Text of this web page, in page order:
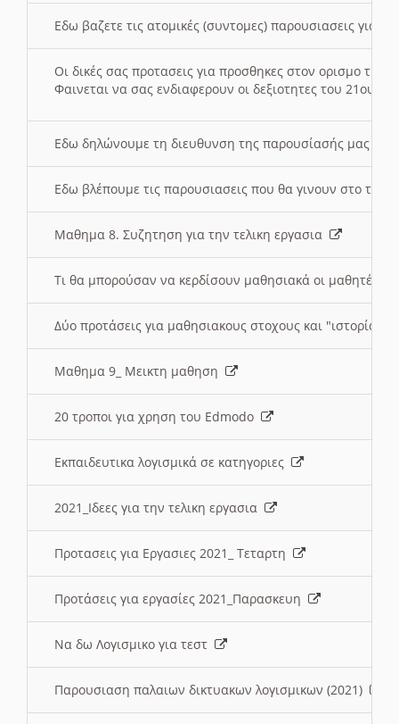
Εδω βαζετε τις ατομικές (συντομες) παρουσιασεις για
Οι δικές σας προτασεις για προσθηκες στον ορισμο
Φαινεται να σας ενδιαφερουν οι δεξιοτητες του 21ου
Εδω δηλώνουμε τη διευθυνση της παρουσίασής μας
Εδω βλέπουμε τις παρουσιασεις που θα γινουν στο
Μαθημα 8. Συζητηση για την τελικη εργασια
Τι θα μπορούσαν να κερδίσουν μαθησιακά οι μαθητές/
Δύο προτάσεις για μαθησιακους στοχους και "ιστορία"
Μαθημα 9_ Μεικτη μαθηση
20 τροποι για χρηση του Edmodo
Εκπαιδευτικα λογισμικά σε κατηγοριες
2021_Ιδεες για την τελικη εργασια
Προτασεις για Εργασιες 2021_ Τεταρτη
Προτάσεις για εργασίες 2021_Παρασκευη
Να δω Λογισμικο για τεστ
Παρουσιαση παλαιων δικτυακων λογισμικων (2021)